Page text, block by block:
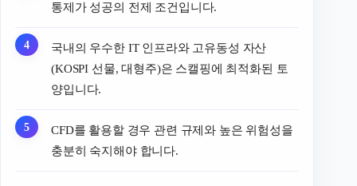
통제가 성공의 전제 조건입니다.
국내의 우수한 IT 인프라와 고유동성 자산
(KOSPI 선물, 대형주)은 스캘핑에 최적화된 토
양입니다.
CFD를 활용할 경우 관련 규제와 높은 위험성을
충분히 숙지해야 합니다.